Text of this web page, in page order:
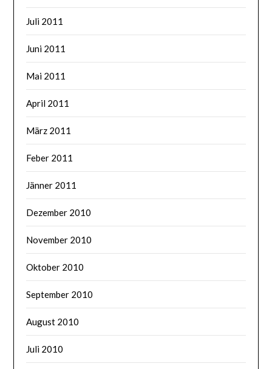
Juli 2011
Juni 2011
Mai 2011
April 2011
März 2011
Feber 2011
Jänner 2011
Dezember 2010
November 2010
Oktober 2010
September 2010
August 2010
Juli 2010